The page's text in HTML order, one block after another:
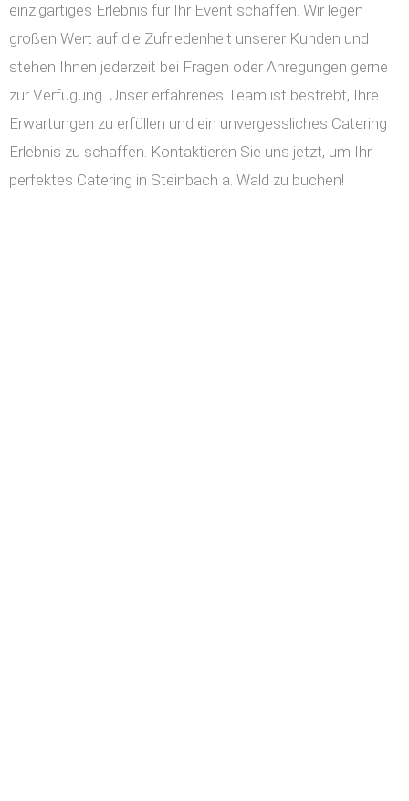
einzigartiges Erlebnis für Ihr Event schaffen. Wir legen
großen Wert auf die Zufriedenheit unserer Kunden und
stehen Ihnen jederzeit bei Fragen oder Anregungen gerne
zur Verfügung. Unser erfahrenes Team ist bestrebt, Ihre
Erwartungen zu erfüllen und ein unvergessliches Catering
Erlebnis zu schaffen. Kontaktieren Sie uns jetzt, um Ihr
perfektes Catering in Steinbach a. Wald zu buchen!